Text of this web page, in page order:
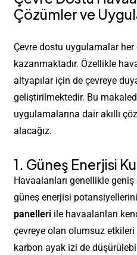
Çözümler ve
Çevre dostu uygulamalar
kazanmaktadır. Özellikle
altyapılar için de çevreye
geliştirilmektedir. Bu
uygulamalarına dair akıllı
alacağız.
1. Güneş Enerjisi
Havaalanları genellikle
güneş enerjisi
panelleriile havaalanları
çevreye olan olumsuz
karbon ayak izi de